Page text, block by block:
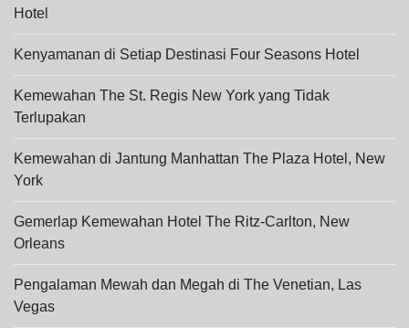
Hotel
Kenyamanan di Setiap Destinasi Four Seasons Hotel
Kemewahan The St. Regis New York yang Tidak
Terlupakan
Kemewahan di Jantung Manhattan The Plaza Hotel, New
York
Gemerlap Kemewahan Hotel The Ritz-Carlton, New
Orleans
Pengalaman Mewah dan Megah di The Venetian, Las
Vegas